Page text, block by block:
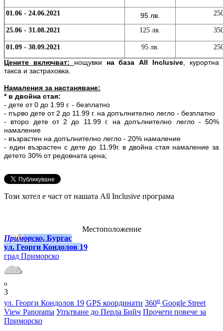
01.06 - 24.06.2021 95 лв.
25.06 - 31.08.2021 125 лв.
01.09 - 30.09.2021 95 лв.
Цените включват: нощувки на база All Inclusive , курортна
такса и застраховка.
Намаления за настаняване:
* в двойна стая:
- дете от 0 до 1.99 г. - безплатно
- първо дете от 2 до 11.99 г. на допълнително легло - безплатно
- второ дете от 2 до 11.99 г. на допълнително легло - 50%
намаление
- възрастен на допълнително легло - 20% намаление
- един възрастен с дете до 11.99г. в двойна стая намаление за
детето 30% от редовната ценa;
Този хотел е част от нашата All Inclusive програма
Местоположение
Приморско, Бургас
ул. Георги Кондолов 19
град Приморско
o
3
ул. Георги Кондолов 19 GPS координати 360o Google Street
View Panorama Упътване до Перла Бийч Прочети повече за
Приморско